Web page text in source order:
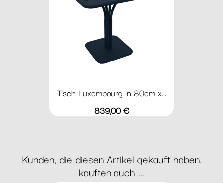
Tisch Luxembourg in 80cm x...
Preis
839,00 €
Kunden, die diesen Artikel gekauft haben,
kauften auch ...